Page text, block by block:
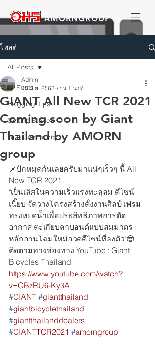
AMORNGROUP
โพสต์
All Posts
Blogging Tips
Getting Started
Your Community
All Posts
GIANT All New TCR 2021
Coming soon by Giant
Thailand by AMORN
group
Admin
10 มิ.ย. 2563 ยาว 1 นาที
📌ปักหมุดกันเลยครับมาแน่ๆเร็วๆ นี้ All
New TCR 2021
"เป็นเลิศในความเร็วแรงทะลุลม ดีไซน์
เนี๊ยบ จัดวางโครงสร้างดั่งงานศิลป์ เฟรม
ทรงหยดน้ำเพื่อประสิทธิภาพการตัด
อากาศ ตะเกียบคาบอนด์แบบสมมาตร
หลักอานโฉมใหม่อวดดีไซน์ที่ลงตัว"😎
ติดตามทางช่องทาง YouTube : Giant
Bicycles Thailand
https://www.youtube.com/watch?
v=CBzRU6-Ky3A
#GIANT #giantthailand
#giantbicyclethailand
#giantthailanddealers
#GIANTTCR2021 #amorngroup